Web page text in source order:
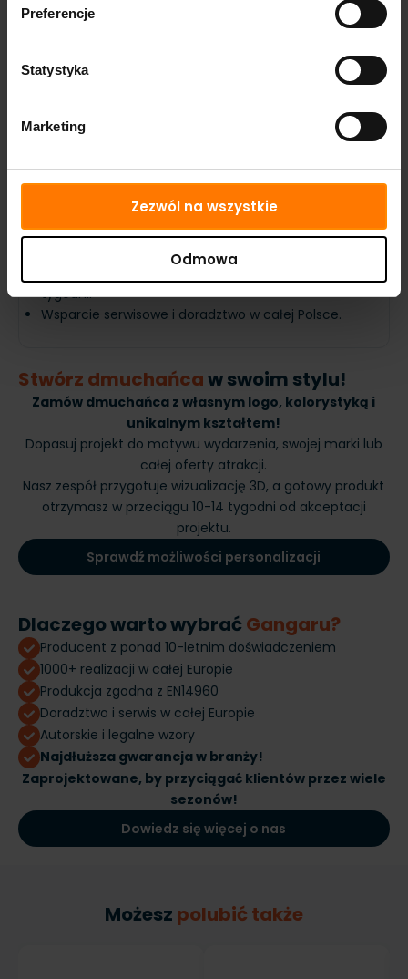
Preferencje
Statystyka
Marketing
Zezwól na wszystkie
Odmowa
testy bezpieczeństwa przed wysyłką.
Dostawa i wsparcie
Produkty dostępne od ręki -wysyłka atrakcji
dmuchanych w ciągu 48h.
Możliwy odbiór osobisty!
W przypadku zamówień produktów
tygodni.
Wsparcie serwisowe i doradztwo w całej Polsce.
Stwórz dmuchańcaw swoim stylu!
Zamów dmuchańca z własnym logo, kolorystyką i
unikalnym kształtem!
Dopasuj projekt do motywu wydarzenia, swojej marki lub
całej oferty atrakcji.
Nasz zespół przygotuje wizualizację 3D, a gotowy produkt
otrzymasz w przeciągu 10-14 tygodni od akceptacji
projektu.
Sprawdź możliwości personalizacji
Dlaczego warto wybrać Gangaru?
Producent z ponad 10-letnim doświadczeniem
1000+ realizacji w całej Europie
Produkcja zgodna z EN14960
Doradztwo i serwis w całej Europie
Autorskie i legalne wzory
Najdłuższa gwarancja w branży!
Zaprojektowane, by przyciągać klientów przez wiele
sezonów!
Dowiedz się więcej o nas
Możesz polubić także